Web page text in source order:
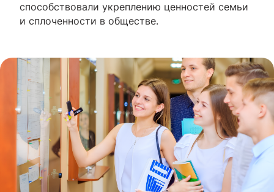
способствовали укреплению ценностей семьи
и сплоченности в обществе.